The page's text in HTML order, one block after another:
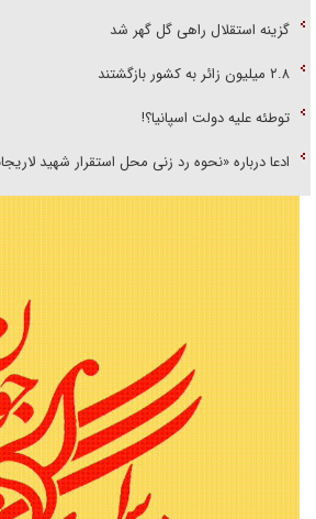
گزینه استقلال راهی گل گهر شد
۲.۸ میلیون زائر به کشور بازگشتند
توطئه علیه دولت اسپانیا؟!
ادعا درباره «نحوه رد زنی محل استقرار شهید